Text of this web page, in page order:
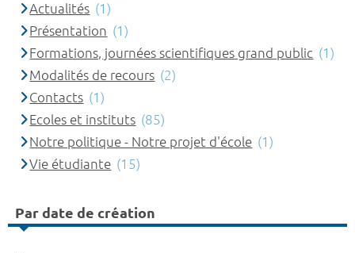
Actualités (1)
Présentation (1)
Formations, journées scientifiques grand public (1)
Modalités de recours (2)
Contacts (1)
Ecoles et instituts (85)
Notre politique - Notre projet d'école (1)
Vie étudiante (15)
Par date de création